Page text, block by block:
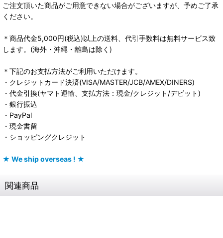
ご注文頂いた商品がご用意できない場合がございますが、予めご了承
ください。
＊商品代金5,000円(税込)以上の送料、代引手数料は無料サービス致
します。(海外・沖縄・離島は除く)
＊下記のお支払方法がご利用いただけます。
・クレジットカード決済(VISA/MASTER/JCB/AMEX/DINERS)
・代金引換(ヤマト運輸、支払方法：現金/クレジット/デビット)
・銀行振込
・PayPal
・現金書留
・ショッピングクレジット
★ We ship overseas ! ★
関連商品